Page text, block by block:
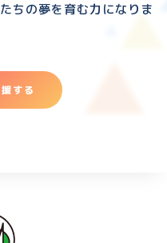
ちの夢を育む力になりま
する